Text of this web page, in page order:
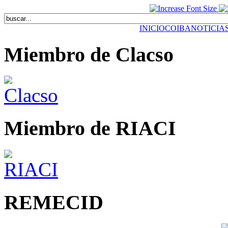
INICIOCOIBA
Miembro de Clacso
Miembro de RIACI
REMECID